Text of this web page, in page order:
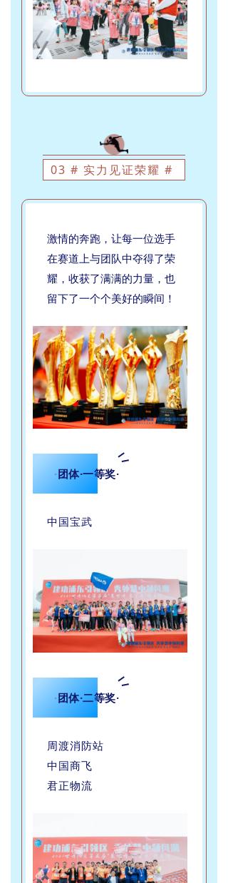
03 # 实力见证荣耀 #
激情的奔跑，让每一位选手
在赛道上与团队中夺得了荣
耀，收获了满满的力量，也
留下了一个个美好的瞬间！
·团体·一等奖·
中国宝武
·团体·二等奖·
周渡消防站
中国商飞
君正物流